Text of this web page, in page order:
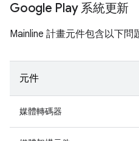
Google Play 系統更新
Mainline 計畫元件包含以下問
元件
媒體轉碼器